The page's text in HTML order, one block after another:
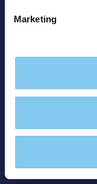
Marketing